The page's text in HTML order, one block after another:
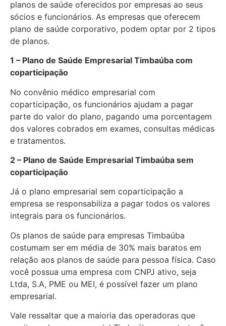
planos de saúde oferecidos por empresas ao seus
sócios e funcionários. As empresas que oferecem
plano de saúde corporativo, podem optar por 2 tipos
de planos.
1 – Plano de Saúde Empresarial Timbaúba com
coparticipação
No convênio médico empresarial com
coparticipação, os funcionários ajudam a pagar
parte do valor do plano, pagando uma porcentagem
dos valores cobrados em exames, consultas médicas
e tratamentos.
2 – Plano de Saúde Empresarial Timbaúba sem
coparticipação
Já o plano empresarial sem coparticipação a
empresa se responsabiliza a pagar todos os valores
integrais para os funcionários.
Os planos de saúde para empresas Timbaúba
costumam ser em média de 30% mais baratos em
relação aos planos de saúde para pessoa física. Caso
você possua uma empresa com CNPJ ativo, seja
Ltda, S.A, PME ou MEI, é possível fazer um plano
empresarial.
Vale ressaltar que a maioria das operadoras que